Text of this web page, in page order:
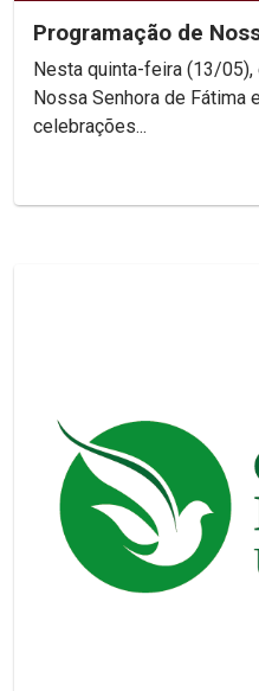
Programação de
Nesta quinta-feira (13/
Nossa Senhora de Fátima
celebrações...